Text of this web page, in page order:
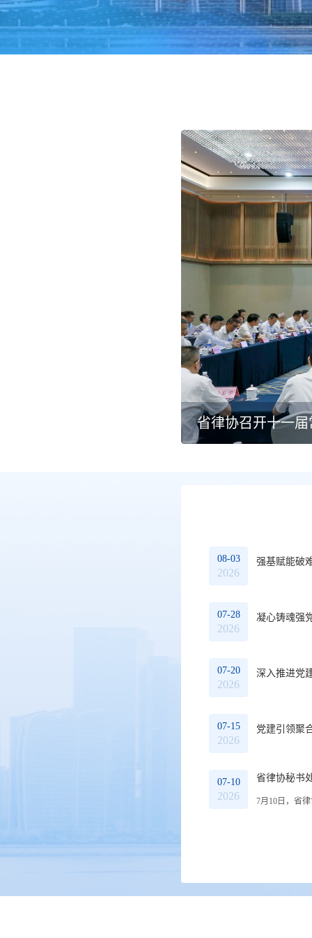
省律协召开十一
08-03
2026
强基赋能破
07-28
2026
凝心铸魂强
07-20
2026
深入推进党
07-15
2026
党建引领聚
07-10
2026
省律协秘书
7月10日，省